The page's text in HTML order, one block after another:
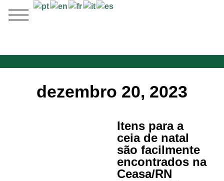
dezembro 20, 2023
Itens para a
ceia de natal
são facilmente
encontrados na
Ceasa/RN